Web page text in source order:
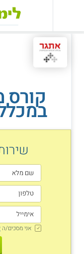
קורס
אני מסכים/ה